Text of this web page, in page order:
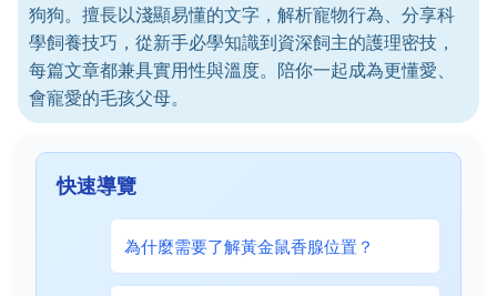
狗狗。擅長以淺顯易懂的文字，解析寵物行為、分享科
學飼養技巧，從新手必學知識到資深飼主的護理密技，
每篇文章都兼具實用性與溫度。陪你一起成為更懂愛、
會寵愛的毛孩父母。
快速導覽
為什麼需要了解黃金鼠香腺位置？